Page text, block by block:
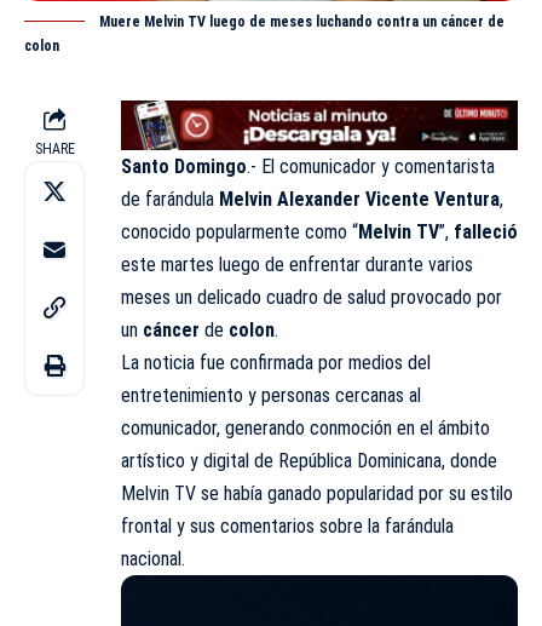
Muere Melvin TV luego de meses luchando contra un cáncer de
colon
SHARE
Santo Domingo.- El comunicador y comentarista
de farándula Melvin Alexander Vicente Ventura,
conocido popularmente como “Melvin TV”, falleció
este martes luego de enfrentar durante varios
meses un delicado cuadro de salud provocado por
un cáncer de colon.
La noticia fue confirmada por medios del
entretenimiento y personas cercanas al
comunicador, generando conmoción en el ámbito
artístico y digital de República Dominicana, donde
Melvin TV se había ganado popularidad por su estilo
frontal y sus comentarios sobre la farándula
nacional.